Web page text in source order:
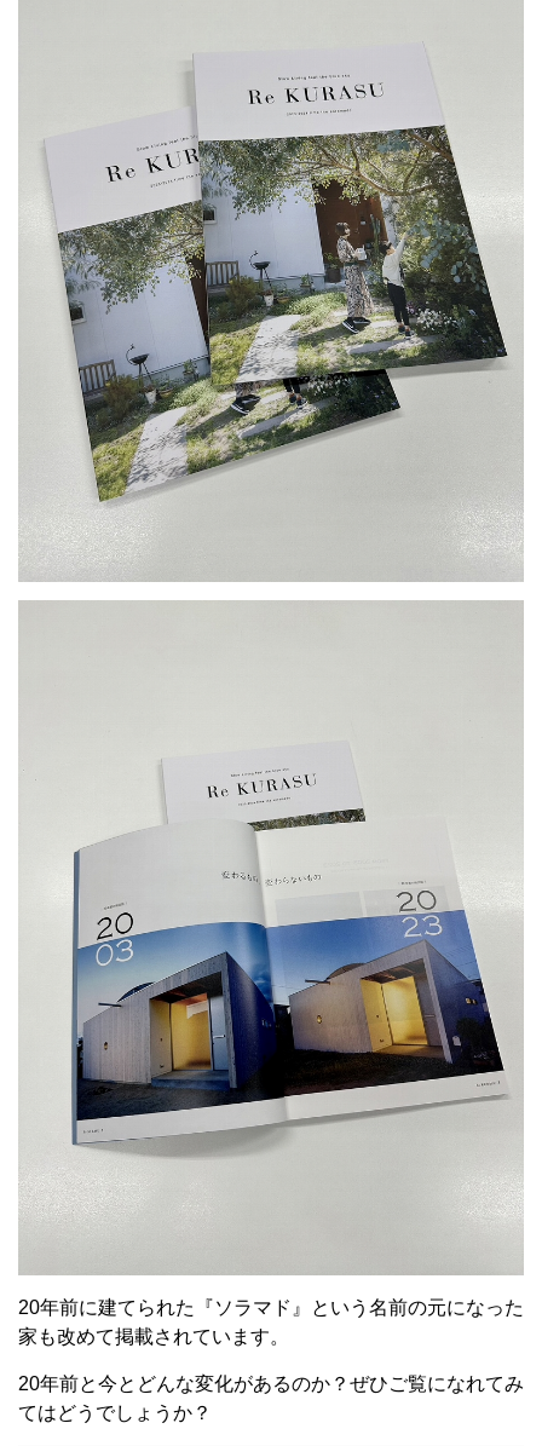
20年前に建てられた『ソラマド』という名前の元になった
家も改めて掲載されています。
20年前と今とどんな変化があるのか？ぜひご覧になれてみ
てはどうでしょうか？